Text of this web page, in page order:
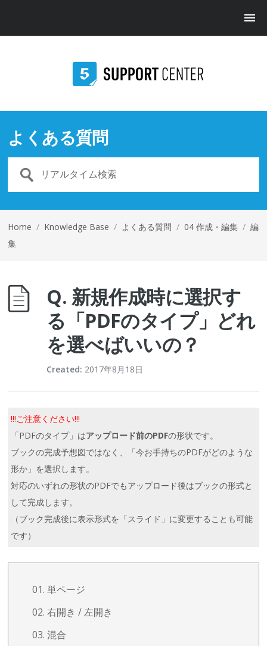
よくある質問
Home / Knowledge Base / よくある質問 / 04 作成・編集 / 編
集
Q. 新規作成時に選択す
る「PDFのタイプ」どれ
を選べばいいの？
Created: 2017年8月18日
!!!ご注意ください!!!
「PDFのタイプ」はアップロード前のPDFの形状です。
ブックの完成予想図ではなく、「今お手持ちのPDFがどのような
形か」を選択します。
対応のいずれの形状のPDFでもアップロード後はブックの形式と
して完成します。
（ブック完成後に表示形式を「スライド」に変更することも可能
です）
01. 単ページ
02. 右開き / 左開き
03. 混合